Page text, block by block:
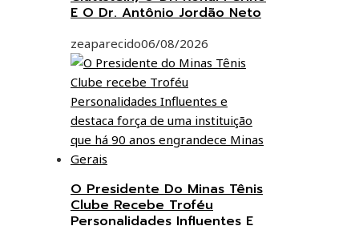
E O Dr. Antônio Jordão Neto
zeaparecido06/08/2026
O Presidente Do Minas Tênis
Clube Recebe Troféu
Personalidades Influentes E